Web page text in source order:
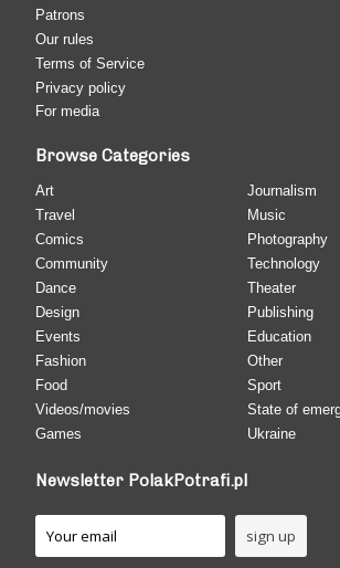
Patrons
Our rules
Terms of Service
Privacy policy
For media
Browse Categories
Art
Travel
Comics
Community
Dance
Design
Events
Fashion
Food
Videos/movies
Games
Journalism
Music
Photography
Technology
Theater
Publishing
Education
Other
Sport
State of
Ukraine
Newsletter PolakPotrafi.pl